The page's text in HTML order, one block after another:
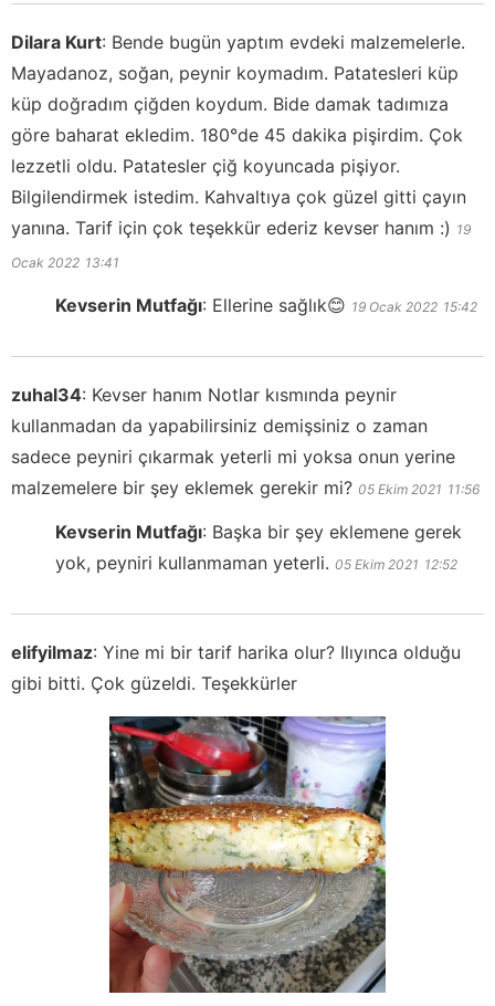
Dilara Kurt: Bende bugün yaptım evdeki malzemelerle.
Mayadanoz, soğan, peynir koymadım. Patatesleri küp
küp doğradım çiğden koydum. Bide damak tadımıza
göre baharat ekledim. 180°de 45 dakika pişirdim. Çok
lezzetli oldu. Patatesler çiğ koyuncada pişiyor.
Bilgilendirmek istedim. Kahvaltıya çok güzel gitti çayın
yanına. Tarif için çok teşekkür ederiz kevser hanım :) 19
Ocak 2022 13:41
Kevserin Mutfağı: Ellerine sağlık😊 19 Ocak 2022 15:42
zuhal34: Kevser hanım Notlar kısmında peynir
kullanmadan da yapabilirsiniz demişsiniz o zaman
sadece peyniri çıkarmak yeterli mi yoksa onun yerine
malzemelere bir şey eklemek gerekir mi? 05 Ekim 2021 11:56
Kevserin Mutfağı: Başka bir şey eklemene gerek
yok, peyniri kullanmaman yeterli. 05 Ekim 2021 12:52
elifyilmaz: Yine mi bir tarif harika olur? Ilıyınca olduğu
gibi bitti. Çok güzeldi. Teşekkürler